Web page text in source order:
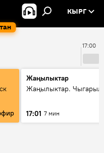
КЫРГ
17:00
Жаңылыктар
Жаңылыктар.
17:01 7 мин